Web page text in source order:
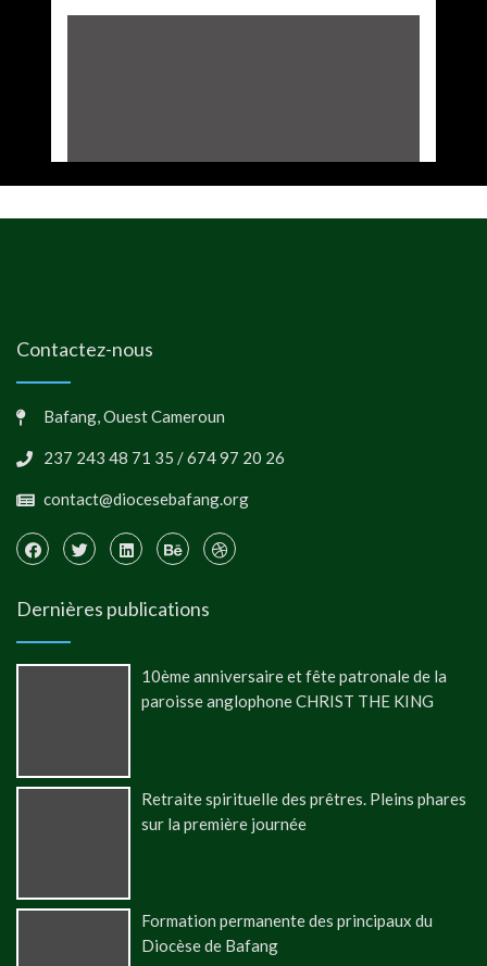
Contactez-nous
Bafang, Ouest Cameroun
237 243 48 71 35 / 674 97 20 26
contact@diocesebafang.org
Dernières publications
10ème anniversaire et fête patronale de la
paroisse anglophone CHRIST THE KING
Retraite spirituelle des prêtres. Pleins phares
sur la première journée
Formation permanente des principaux du
Diocèse de Bafang